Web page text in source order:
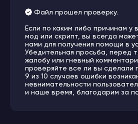
Файл прошел проверку.
Если по каким либо причинам у
мод или скрипт, вы всегда
нами для получения помощи в
Убедительная просьба, перед
жалобу или гневный
проверяйте все ли вы сделали
9 из 10 случаев ошибки
невнимательности
и наше время, благодарим за